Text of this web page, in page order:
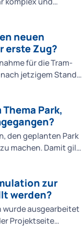
ersten Planung
haben wir drei
gerade im
Eine detaillierte
sowie der
Sicht erst bei
sinnvoll, die
neuen
erste Zug?
für die Tram-
jetzigem Stand
Park,
den geplanten Park
machen. Damit gilt
und zu
wir die
nicht in
zur
werden?
wurde ausgearbeitet
Projektseite